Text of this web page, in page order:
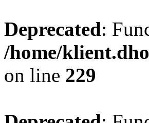
Deprecated:
/home/
on line 229